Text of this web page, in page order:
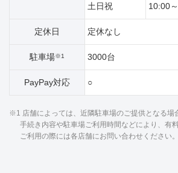
土日祝 10:00
定休日 定休なし
駐車場※1 3000台
PayPay対応 ○
※1 店舗によっては、近隣駐車場のご提供となる場
手続き内容や駐車場ご利用時間などにより、有
ご利用の際には各店舗にお問い合わせください。